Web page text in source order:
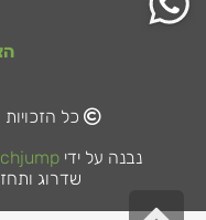
כל
נבנה על ידי
שדרוג